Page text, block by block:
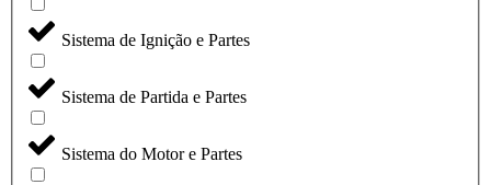
Sistema de Ignição e Partes
Sistema de Partida e Partes
Sistema do Motor e Partes